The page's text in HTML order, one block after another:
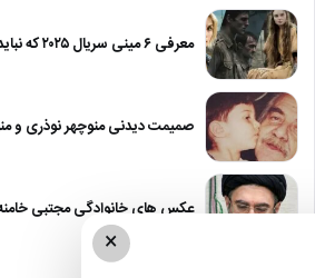
معرفی ۶ مینی سریال ۲۰۲۵ که نباید از دست بدهید!
صمیمت دیدنی منوچهر نوذری و
عکس های خانوادگی مجتبی خامنه
×